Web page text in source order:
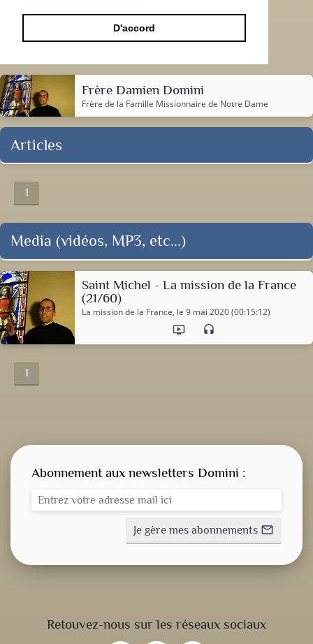
D'accord
Frère Damien Domini
Frère de la Famille Missionnaire de Notre Dame
Articles
1
Media (vidéos, MP3, etc...)
Saint Michel - La mission de la France
(21/60)
La mission de la France, le 9 mai 2020 (00:15:12)
ondemand_video headset
1
Retouvez-nous sur les réseaux sociaux
Abonnement aux newsletters Domini :
Je gère mes abonnements mail_outline